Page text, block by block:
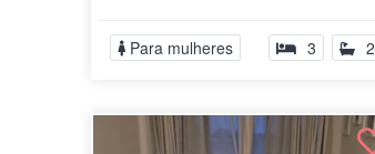
Para mulheres 3 2